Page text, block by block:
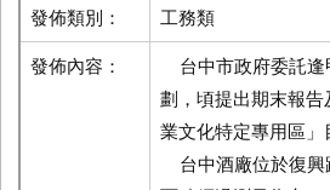
發佈類別： 工務類
發佈內容：
台中市政府委託逢
劃，頃提出期末報
業文化特定專用區
台中酒廠位於復興